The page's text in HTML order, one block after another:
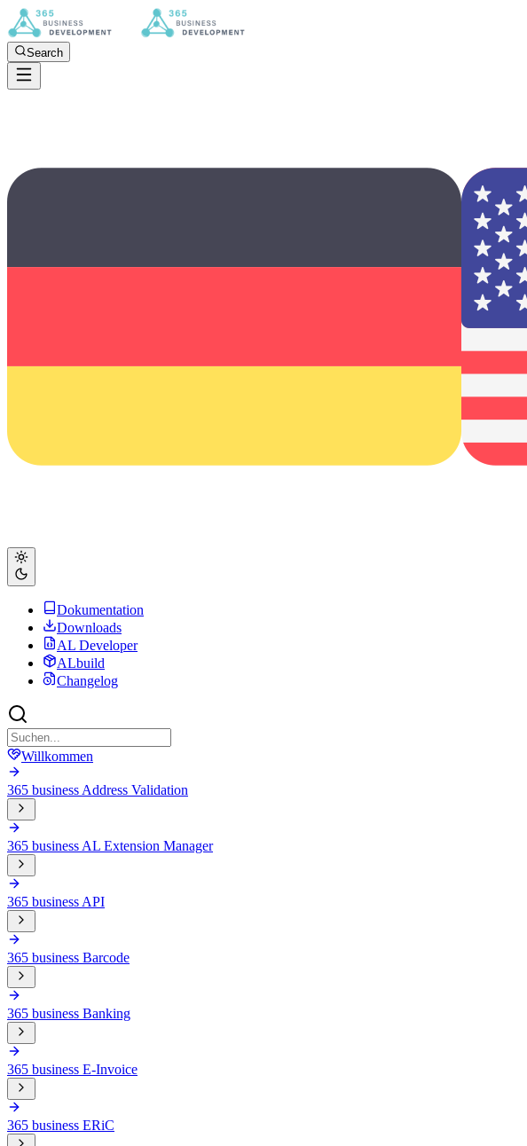
Search
Dokumentation
Downloads
AL Developer
ALbuild
Changelog
Willkommen
365 business Address Validation
365 business AL Extension Manager
365 business API
365 business Barcode
365 business Banking
365 business E-Invoice
365 business ERiC